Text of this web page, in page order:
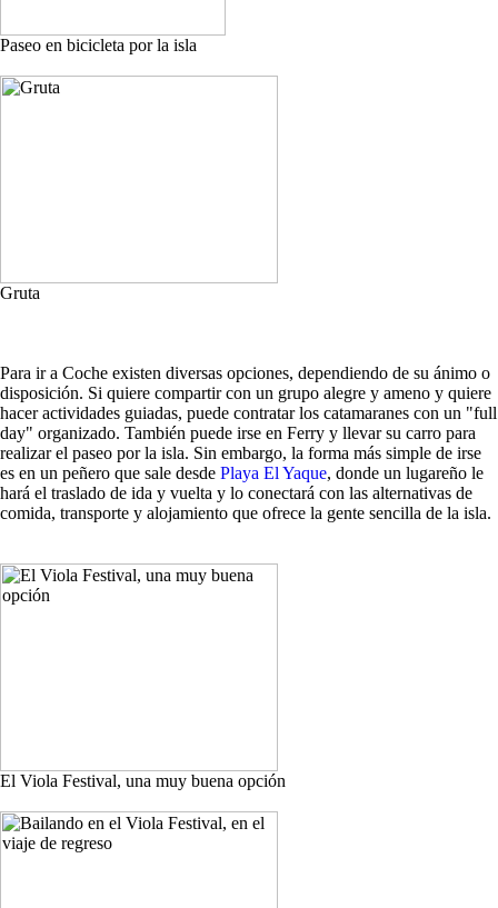
Paseo en bicicleta por la isla
Gruta
Para ir a Coche existen diversas opciones, dependiendo de su ánimo o
disposición. Si quiere compartir con un grupo alegre y ameno y quiere
hacer actividades guiadas, puede contratar los catamaranes con un "full
day" organizado. También puede irse en Ferry y llevar su carro para
realizar el paseo por la isla. Sin embargo, la forma más simple de irse
es en un peñero que sale desde Playa El Yaque, donde un lugareño le
hará el traslado de ida y vuelta y lo conectará con las alternativas de
comida, transporte y alojamiento que ofrece la gente sencilla de la isla.
El Viola Festival, una muy buena opción